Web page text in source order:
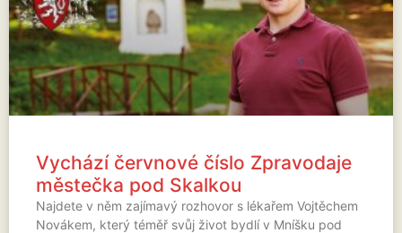
Vychází červnové číslo Zpravodaje
městečka pod Skalkou
Najdete v něm zajímavý rozhovor s lékařem Vojtěchem
Novákem, který téměř svůj život bydlí v Mníšku pod